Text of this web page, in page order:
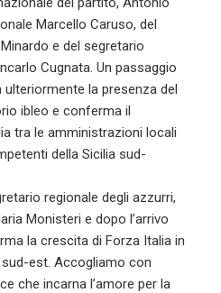
Marcello Caruso, del
e del segretario
Cugnata. Un passaggio
la presenza del
ibleo e conferma il
tra le amministrazioni locali
della Sicilia sud-
regionale degli azzurri,
Monisteri e dopo l’arrivo
la crescita di Forza Italia in
est. Accogliamo con
che incarna l’amore per la